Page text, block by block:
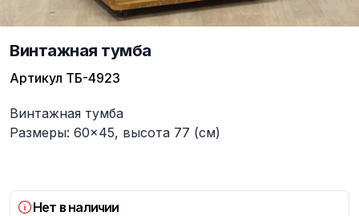
Винтажная тумба
Артикул ТБ-4923
Описание
Винтажная тумба
Размеры: 60×45, высота 77 (см)
Нет в наличии